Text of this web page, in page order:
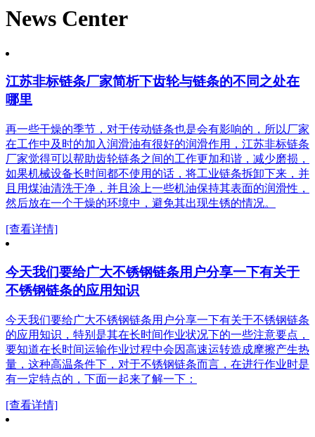
News Center
江苏非标链条厂家简析下齿轮与链条的不同之处在
哪里
再一些干燥的季节，对于传动链条也是会有影响的，所以厂家
在工作中及时的加入润滑油有很好的润滑作用，江苏非标链条
厂家觉得可以帮助齿轮链条之间的工作更加和谐，减少磨损，
如果机械设备长时间都不使用的话，将工业链条拆卸下来，并
且用煤油清洗干净，并且涂上一些机油保持其表面的润滑性，
然后放在一个干燥的环境中，避免其出现生锈的情况。
[查看详情]
今天我们要给广大不锈钢链条用户分享一下有关于
不锈钢链条的应用知识
今天我们要给广大不锈钢链条用户分享一下有关于不锈钢链条
的应用知识，特别是其在长时间作业状况下的一些注意要点，
要知道在长时间运输作业过程中会因高速运转造成摩擦产生热
量，这种高温条件下，对于不锈钢链条而言，在进行作业时是
有一定特点的，下面一起来了解一下：
[查看详情]